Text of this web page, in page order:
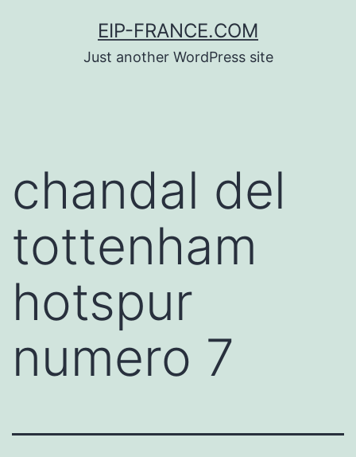
EIP-FRANCE.COM
Just another WordPress site
chandal del
tottenham
hotspur
numero 7